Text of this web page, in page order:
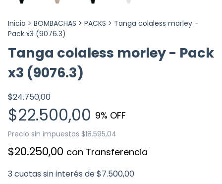
Inicio > BOMBACHAS > PACKS > Tanga colaless morley -
Pack x3 (9076.3)
Tanga colaless morley - Pack
x3 (9076.3)
$24.750,00
$22.500,00 9% OFF
Precio sin impuestos $18.595,04
$20.250,00 con Transferencia
3 cuotas sin interés de$7.500,00